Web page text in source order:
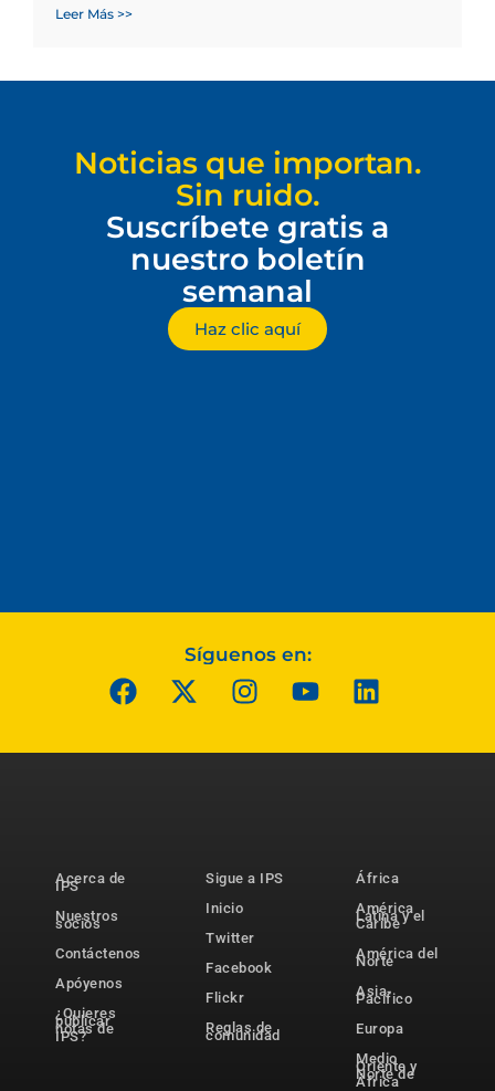
Leer Más >>
Noticias que importan.
Sin ruido.
Suscríbete gratis a
nuestro boletín
semanal
Haz clic aquí
Síguenos en:
Acerca de
IPS
Nuestros
socios
Contáctenos
Apóyenos
¿Quieres
publicar
notas de
IPS?
Sigue a IPS
Inicio
Twitter
Facebook
Flickr
Reglas de
comunidad
África
América
Latina y el
Caribe
América del
Norte
Asia-
Pacífico
Europa
Medio
Oriente y
Norte de
África